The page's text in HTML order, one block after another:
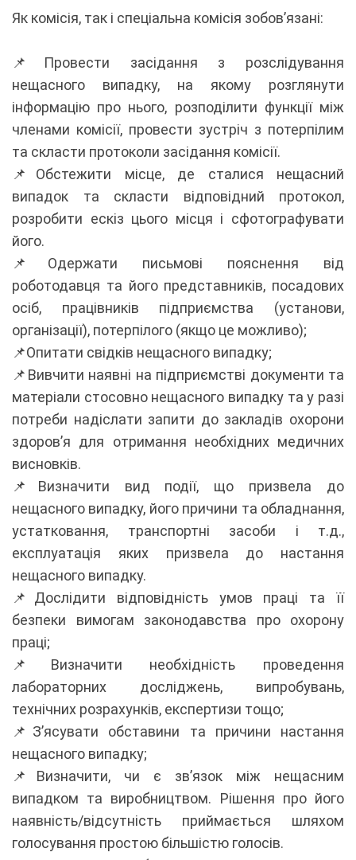
Як комісія, так і спеціальна комісія зобов’язані:
📌Провести засідання з розслідування
нещасного випадку, на якому розглянути
інформацію про нього, розподілити функції між
членами комісії, провести зустріч з потерпілим
та скласти протоколи засідання комісії.
📌Обстежити місце, де сталися нещасний
випадок та скласти відповідний протокол,
розробити ескіз цього місця і сфотографувати
його.
📌Одержати письмові пояснення від
роботодавця та його представників, посадових
осіб, працівників підприємства (установи,
організації), потерпілого (якщо це можливо);
📌Опитати свідків нещасного випадку;
📌Вивчити наявні на підприємстві документи та
матеріали стосовно нещасного випадку та у разі
потреби надіслати запити до закладів охорони
здоров’я для отримання необхідних медичних
висновків.
📌Визначити вид події, що призвела до
нещасного випадку, його причини та обладнання,
устатковання, транспортні засоби і т.д.,
експлуатація яких призвела до настання
нещасного випадку.
📌Дослідити відповідність умов праці та її
безпеки вимогам законодавства про охорону
праці;
📌Визначити необхідність проведення
лабораторних досліджень, випробувань,
технічних розрахунків, експертизи тощо;
📌З’ясувати обставини та причини настання
нещасного випадку;
📌Визначити, чи є зв’язок між нещасним
випадком та виробництвом. Рішення про його
наявність/відсутність приймається шляхом
голосування простою більшістю голосів.